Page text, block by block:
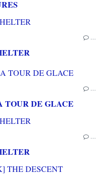
…
…
DE GLACE
…